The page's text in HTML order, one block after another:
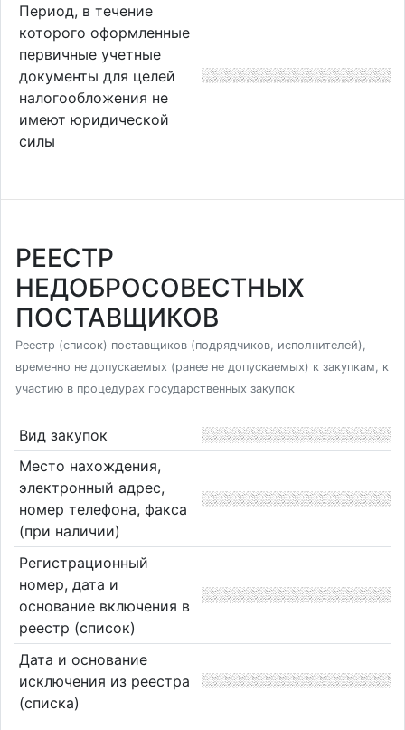
Период, в течение
которого оформленные
первичные учетные
документы для целей
налогообложения не
имеют юридической
силы
РЕЕСТР
НЕДОБРОСОВЕСТНЫХ
ПОСТАВЩИКОВ
Реестр (список) поставщиков (подрядчиков, исполнителей),
временно не допускаемых (ранее не допускаемых) к закупкам, к
участию в процедурах государственных закупок
Вид закупок
Место нахождения,
электронный адрес,
номер телефона, факса
(при наличии)
Регистрационный
номер, дата и
основание включения в
реестр (список)
Дата и основание
исключения из реестра
(списка)